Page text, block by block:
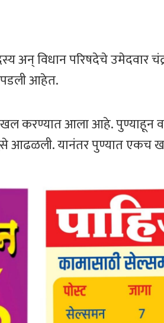
अन् विधान परिषदेचे उमेदवार
आहेत.
करण्यात आला आहे. पुण्याहून
आढळली. यानंतर पुण्यात